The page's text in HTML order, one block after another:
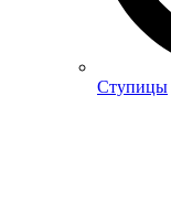
Ступицы